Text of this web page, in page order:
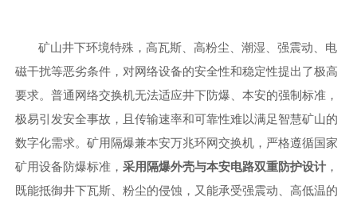
矿山井下环境特殊，高瓦斯、高粉尘、潮湿、强震动、电
磁干扰等恶劣条件，对网络设备的安全性和稳定性提出了极高
要求。普通网络交换机无法适应井下防爆、本安的强制标准，
极易引发安全事故，且传输速率和可靠性难以满足智慧矿山的
数字化需求。矿用隔爆兼本安万兆环网交换机，严格遵循国家
矿用设备防爆标准， 采用隔爆外壳与本安电路双重防护设计，
既能抵御井下瓦斯、粉尘的侵蚀，又能承受强震动、高低温的